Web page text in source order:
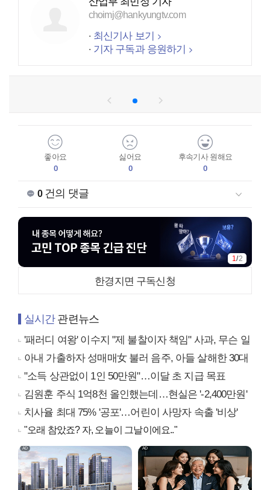
choimj@hankyungtv.com
최신기사 보기
기자 구독과 응원하기
좋아요
0
싫어요
0
후속기사 원해요
0
0건의 댓글
2/2
한경지면 구독신청
실시간관련뉴스
'패러디 여왕' 이수지 "제 불찰이자 책임" 사과, 무슨 일
아내 가출하자 성매매女 불러 음주, 아들 살해한 30대
"소득 상관없이 1인 50만원"…이달 초 지급 목표
김원훈 주식 1억8천 올인했는데…현실은 '-2,400만원'
치사율 최대 75% '공포'…어린이 사망자 속출 '비상'
"오래 참았죠? 자, 오늘이 그날이에요.."